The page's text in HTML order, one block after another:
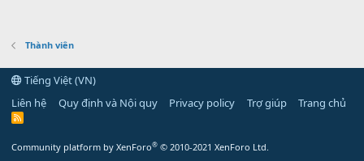
Thành viên
Tiếng Việt (VN)
Liên hệ
Quy định và Nội quy Privacy policy Trợ giúp Trang chủ
R
Community platform by XenForo® © 2010-2021 XenForo Ltd.